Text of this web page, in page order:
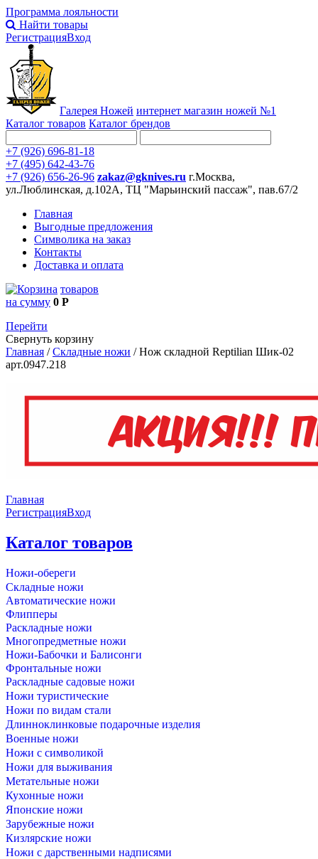
Программа лояльности
Найти товары
РегистрацияВход
Галерея Ножей интернет магазин ножей №1
Каталог товаров Каталог брендов
+7 (926) 696-81-18
+7 (495) 642-43-76
+7 (926) 656-26-96 zakaz@gknives.ru г.Москва,
ул.Люблинская, д.102А, ТЦ "Марьинский пассаж", пав.67/2
Главная
Выгодные предложения
Символика на заказ
Контакты
Доставка и оплата
товаров
на сумму 0 Р
Перейти
Свернуть корзину
Главная /Складные ножи /Нож складной Reptilian Шик-02
арт.0947.218
Главная
РегистрацияВход
Каталог товаров
Ножи-обереги
Складные ножи
Автоматические ножи
Флипперы
Раскладные ножи
Многопредметные ножи
Ножи-Бабочки и Балисонги
Фронтальные ножи
Раскладные садовые ножи
Ножи туристические
Ножи по видам стали
Длинноклинковые подарочные изделия
Военные ножи
Ножи с символикой
Ножи для выживания
Метательные ножи
Кухонные ножи
Японские ножи
Зарубежные ножи
Кизлярские ножи
Ножи с дарственными надписями